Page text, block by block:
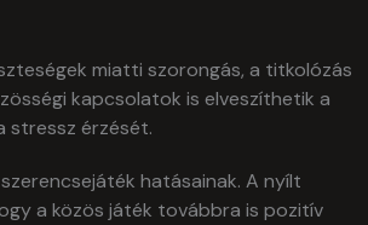
miatti szorongás, a titkolózás
kapcsolatok is elveszíthetik a
stressz érzését.
hatásainak. A nyílt
a közös játék továbbra is pozitív